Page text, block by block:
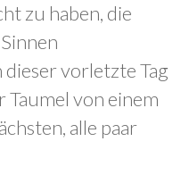
zu haben, die
dieser vorletzte Tag
von einem
alle paar